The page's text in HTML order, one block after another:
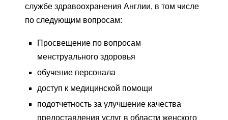
службе здравоохранения Англии, в том числе
по следующим вопросам:
Просвещение по вопросам
менструального здоровья
обучение персонала
доступ к медицинской помощи
подотчетность за улучшение качества
предоставления услуг в области женского